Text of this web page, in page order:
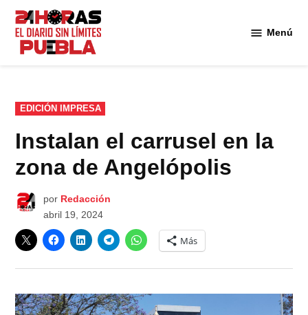
Saltar
contenido
Menú
PUBLICADO
EN
EDICIÓN IMPRESA
Instalan el carrusel en la
zona de Angelópolis
por Redacción
abril 19, 2024
Más